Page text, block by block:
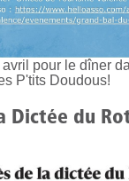
pour le dîner
P'tits Doudous!
Dictée du